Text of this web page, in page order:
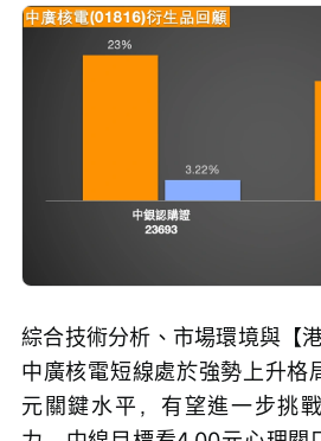
綜合技術分析、市場環境與【
中廣核電短線處於強勢上升格
元關鍵水平，有望進一步挑